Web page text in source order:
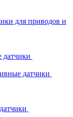
для приводов и
датчики
датчики